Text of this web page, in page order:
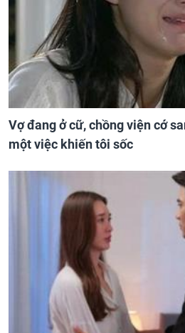
Vợ đang ở cữ, chồng viện cớ
một việc khiến tôi sốc